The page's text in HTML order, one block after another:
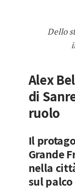
Dello
Alex
di
ruolo
Il
Grande
nella
sul palco